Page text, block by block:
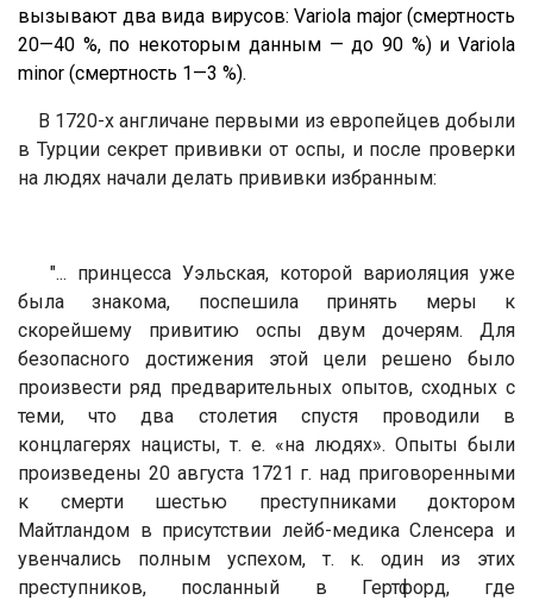
вызывают два вида вирусов: Variola major (смертность
20—40 %, по некоторым данным — до 90 %) и Variola
minor (смертность 1—3 %).
В 1720-х англичане первыми из европейцев добыли
в Турции секрет прививки от оспы, и после проверки
на людях начали делать прививки избранным:
"... принцесса Уэльская, которой вариоляция уже
была знакома, поспешила принять меры к
скорейшему привитию оспы двум дочерям. Для
безопасного достижения этой цели решено было
произвести ряд предварительных опытов, сходных с
теми, что два столетия спустя проводили в
концлагерях нацисты, т. е. «на людях». Опыты были
произведены 20 августа 1721 г. над приговоренными
к смерти шестью преступниками доктором
Майтландом в присутствии лейб-медика Сленсера и
увенчались полным успехом, т. к. один из этих
преступников, посланный в Гертфорд, где